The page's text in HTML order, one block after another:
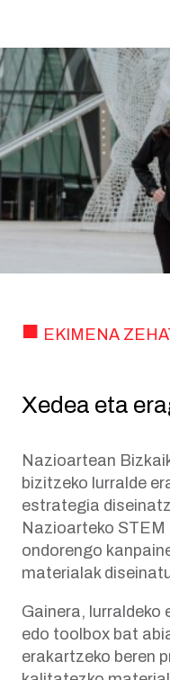
EKIMENA
Xedea eta
Nazioartean
bizitzeko lurralde
estrategia
Nazioarteko
ondorengo
materialak
Gainera,
edo toolbox bat
erakartzeko beren